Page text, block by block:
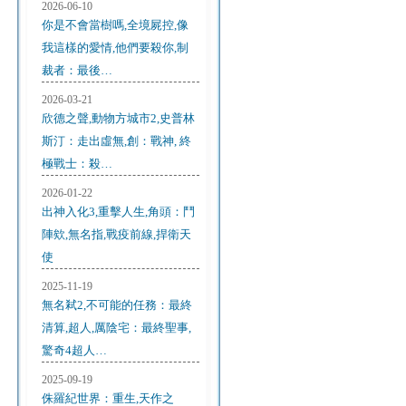
2026-06-10
你是不會當樹嗎,全境屍控,像
我這樣的愛情,他們要殺你,制
裁者：最後…
2026-03-21
欣德之聲,動物方城市2,史普林
斯汀：走出虛無,創：戰神, 終
極戰士：殺…
2026-01-22
出神入化3,重擊人生,角頭：鬥
陣欸,無名指,戰疫前線,捍衛天
使
2025-11-19
無名弒2,不可能的任務：最終
清算,超人,厲陰宅：最終聖事,
驚奇4超人…
2025-09-19
侏羅紀世界：重生,天作之